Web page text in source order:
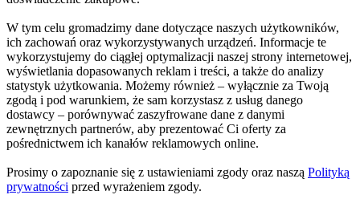
W tym celu gromadzimy dane dotyczące naszych użytkowników,
ich zachowań oraz wykorzystywanych urządzeń. Informacje te
wykorzystujemy do ciągłej optymalizacji naszej strony internetowej,
wyświetlania dopasowanych reklam i treści, a także do analizy
statystyk użytkowania. Możemy również – wyłącznie za Twoją
zgodą i pod warunkiem, że sam korzystasz z usług danego
dostawcy – porównywać zaszyfrowane dane z danymi
zewnętrznych partnerów, aby prezentować Ci oferty za
pośrednictwem ich kanałów reklamowych online.
Prosimy o zapoznanie się z ustawieniami zgody oraz naszą Polityką
prywatności przed wyrażeniem zgody.